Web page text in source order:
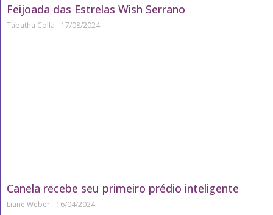
Feijoada das Estrelas Wish Serrano
Tábatha Colla 17/08/2024
Canela recebe seu primeiro prédio inteligente
Liane Weber 16/04/2024